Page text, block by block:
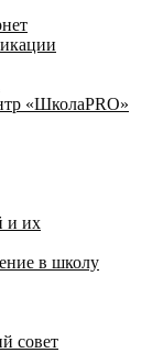
«ШколаPRO»
и их
в школу
совет